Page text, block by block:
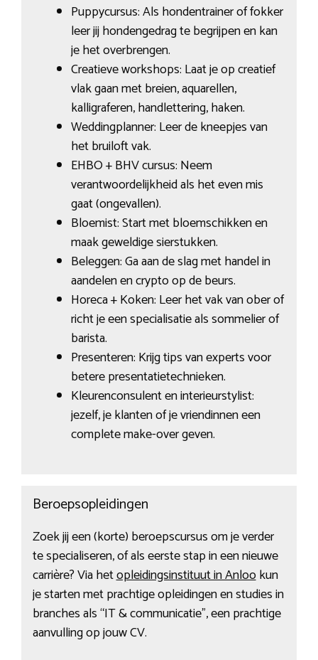
Puppycursus: Als hondentrainer of fokker
leer jij hondengedrag te begrijpen en kan
je het overbrengen.
Creatieve workshops: Laat je op creatief
vlak gaan met breien, aquarellen,
kalligraferen, handlettering, haken.
Weddingplanner: Leer de kneepjes van
het bruiloft vak.
EHBO + BHV cursus: Neem
verantwoordelijkheid als het even mis
gaat (ongevallen).
Bloemist: Start met bloemschikken en
maak geweldige sierstukken.
Beleggen: Ga aan de slag met handel in
aandelen en crypto op de beurs.
Horeca + Koken: Leer het vak van ober of
richt je een specialisatie als sommelier of
barista.
Presenteren: Krijg tips van experts voor
betere presentatietechnieken.
Kleurenconsulent en interieurstylist:
jezelf, je klanten of je vriendinnen een
complete make-over geven.
Beroepsopleidingen
Zoek jij een (korte) beroepscursus om je verder
te specialiseren, of als eerste stap in een nieuwe
carrière? Via hetopleidingsinstituut in Anlookun
je starten met prachtige opleidingen en studies in
branches als “IT & communicatie”, een prachtige
aanvulling op jouw CV.